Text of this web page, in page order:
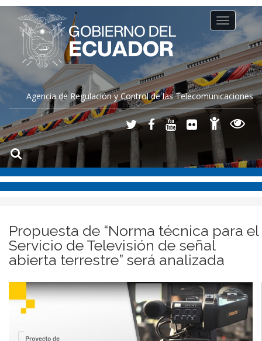
Agencia de Regulación y Control de las Telecomunicaciones
Toggle
navigation
Propuesta de “Norma técnica para el
Servicio de Televisión de señal
abierta terrestre” será analizada